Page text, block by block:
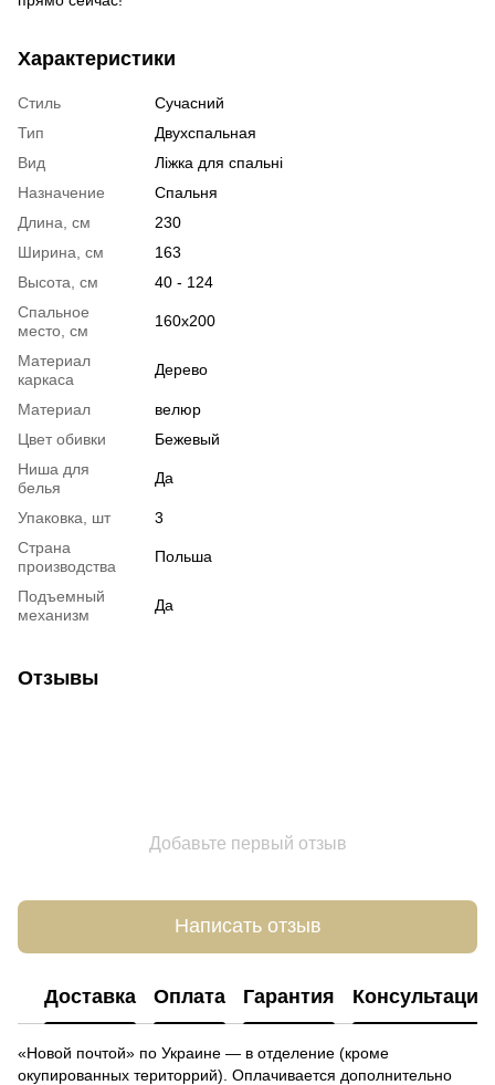
Характеристики
Стиль
Сучасний
Тип
Двухспальная
Вид
Ліжка для спальні
Назначение
Спальня
Длина, см
230
Ширина, см
163
Высота, см
40 - 124
Спальное
место, см
160x200
Материал
каркаса
Дерево
Материал
велюр
Цвет обивки
Бежевый
Ниша для
белья
Да
Упаковка, шт
3
Страна
производства
Польша
Подъемный
механизм
Да
Отзывы
Добавьте первый отзыв
Написать отзыв
Доставка Оплата Гарантия Консультация
«Новой почтой» по Украине — в отделение (кроме
окупированных територрий). Оплачивается дополнительно